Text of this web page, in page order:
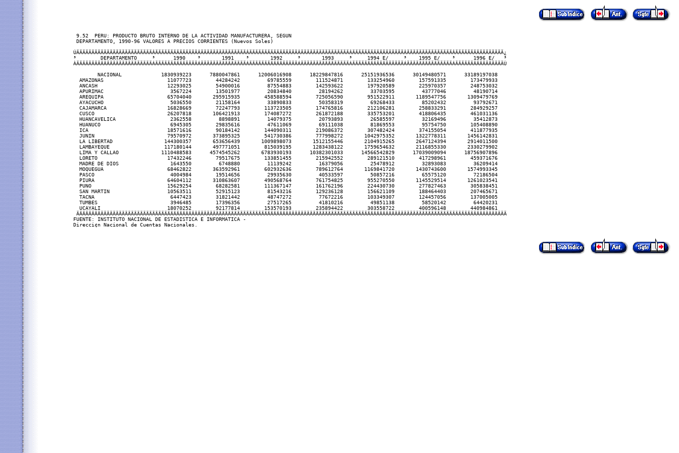
9.52  PERU: PRODUCTO BRUTO INTERNO DE LA ACTIVIDAD MANUFACTURERA, SEGUN
DEPARTAMENTO, 1990-96 VALORES A PRECIOS CORRIENTES (Nuevos Soles)
ÚÄÄÄÄÄÄÄÄÄÄÄÄÄÄÄÄÄÄÄÄÄÄÄÄÄÂÄÄÄÄÄÄÄÄÄÄÄÄÄÄÂÄÄÄÄÄÄÄÄÄÄÄÄÄÄÄÂÄÄÄÄÄÄÄÄÄÄÄÄÄÄÄÄÂÄÄÄÄÄÄÄÄÄÄÄÄÄÄÄÄÂÄÄÄÄÄÄÄÄÄÄÄÄÄÄÄÄÄÂÄÄÄÄÄÄÄÄÄÄÄÄÄÄÄÂÄÄÄÄÄÄÄÄÄÄÄÄÄÄÄÄ¿
³        DEPARTAMENTO     ³      1990    ³       1991    ³       1992     ³       1993     ³     1994 E/     ³    1995 E/    ³      1996 E/   ³
ÀÄÄÄÄÄÄÄÄÄÄÄÄÄÄÄÄÄÄÄÄÄÄÄÄÄÁÄÄÄÄÄÄÄÄÄÄÄÄÄÄÁÄÄÄÄÄÄÄÄÄÄÄÄÄÄÄÁÄÄÄÄÄÄÄÄÄÄÄÄÄÄÄÄÁÄÄÄÄÄÄÄÄÄÄÄÄÄÄÄÄÁÄÄÄÄÄÄÄÄÄÄÄÄÄÄÄÄÄÁÄÄÄÄÄÄÄÄÄÄÄÄÄÄÄÁÄÄÄÄÄÄÄÄÄÄÄÄÄÄÄÄÙ
        NACIONAL             1830939223      7880047861      12006016908      18229847816      25151936536      30149480571      33189197038
  AMAZONAS                     11077723        44284242         69785559        111524871        133254960        157591335        173479933
  ANCASH                       12293025        54900016         87554883        142593622        197920589        225970357        248753032
  APURIMAC                      3567224        13501977         20834840         28194262         33703595         43777046         48190714
  AREQUIPA                     65704040       295915935        458588594        725056590        951522911       1189547756       1309479769
  AYACUCHO                      5036550        21158164         33890833         50358319         69268433         85202432         93792671
  CAJAMARCA                    16828669        72247793        113723505        174765816        212106281        258833291        284929257
  CUSCO                        26207818       106421913        174087272        261872188        335753201        418806435        461031136
  HUANCAVELICA                  2362558         8898891         14079375         20793893         26585597         32169496         35412873
  HUANUCO                       6945305        29835616         47611069         69111038         81869553         95754750        105408890
  ICA                          18571616        90184142        144090311        219086372        307482424        374155054        411877935
  JUNIN                        79570972       373895325        541730386        777998272       1042975352       1322778311       1456142831
  LA LIBERTAD                 144300357       653656439       1009898073       1512155446       2104915265       2647124394       2914011500
  LAMBAYEQUE                  117180144       497771051        815039195       1283438122       1759654632       2116855330       2330279902
  LIMA Y CALLAO              1110488583      4574545262       6783930193      10382301033      14566542829      17039009094      18756907896
  LORETO                       17432246        79517675        133851455        215942552        289121510        417298961        459371676
  MADRE DE DIOS                 1643550         6748880         11139242         16379056         25478912         32893083         36209414
  MOQUEGUA                     68462822       363592961        602932636        789612764       1169841720       1430743600       1574993345
  PASCO                         4004984        19514656         29935630         40533597         50857216         65575120         72186504
  PIURA                        64604112       310863607        490568764        761754825        955270550       1145529514       1261023541
  PUNO                         15629254        68282581        111367147        161762196        224430730        277827463        305838451
  SAN MARTIN                   10563511        52915123         81543216        129236128        156621109        188464403        207465671
  TACNA                         6447423        31821442         48747272         77672216        103349307        124457056        137005005
  TUMBES                        3946485        17396356         27517265         41810216         49851138         58520142         64420231
  UCAYALI                      18070252        92177814        153570193        235894422        303558722        400596148        440984861
ÄÄÄÄÄÄÄÄÄÄÄÄÄÄÄÄÄÄÄÄÄÄÄÄÄÄÄÄÄÄÄÄÄÄÄÄÄÄÄÄÄÄÄÄÄÄÄÄÄÄÄÄÄÄÄÄÄÄÄÄÄÄÄÄÄÄÄÄÄÄÄÄÄÄÄÄÄÄÄÄÄÄÄÄÄÄÄÄÄÄÄÄÄÄÄÄÄÄÄÄÄÄÄÄÄÄÄÄÄÄÄÄÄÄÄÄÄÄÄÄÄÄÄÄÄÄÄÄÄÄÄÄÄÄÄÄÄÄÄÄÄÄ
FUENTE: INSTITUTO NACIONAL DE ESTADISTICA E INFORMATICA -